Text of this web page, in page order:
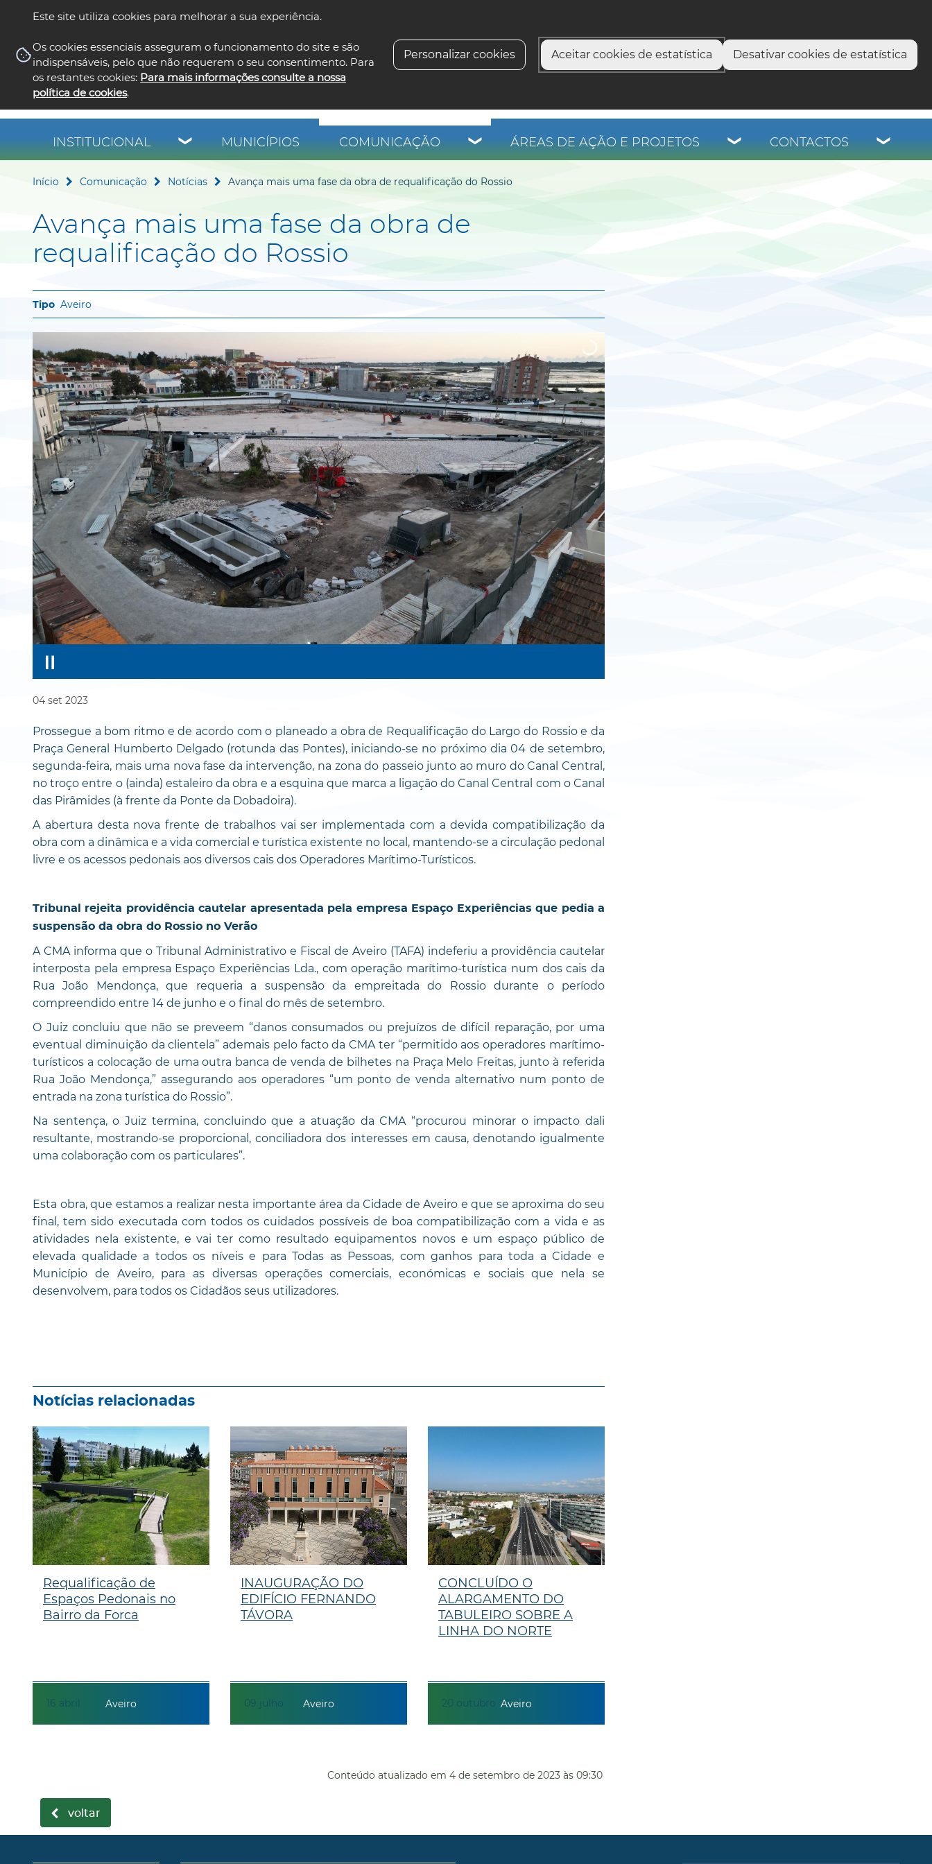
Este site utiliza cookies para melhorar a sua experiência.
Os cookies essenciais asseguram o funcionamento do site e são
indispensáveis, pelo que não requerem o seu consentimento. Para
os restantes cookies: Para mais informações consulte a nossa
política de cookies.
Personalizar cookies Aceitar cookies de estatística Desativar cookies de estatística
INSTITUCIONAL MUNICÍPIOS COMUNICAÇÃO ÁREAS DE AÇÃO E PROJETOS CONTACTOS
Início Comunicação Notícias Avança mais uma fase da obra de requalificação do Rossio
Avança mais uma fase da obra de
requalificação do Rossio
Aveiro
04 set 2023
Prossegue a bom ritmo e de acordo com o planeado a obra de Requalificação do Largo do Rossio e da
Praça General Humberto Delgado (rotunda das Pontes), iniciando-se no próximo dia 04 de setembro,
segunda-feira, mais uma nova fase da intervenção, na zona do passeio junto ao muro do Canal Central,
no troço entre o (ainda) estaleiro da obra e a esquina que marca a ligação do Canal Central com o Canal
das Pirâmides (à frente da Ponte da Dobadoira).
A abertura desta nova frente de trabalhos vai ser implementada com a devida compatibilização da
obra com a dinâmica e a vida comercial e turística existente no local, mantendo-se a circulação pedonal
livre e os acessos pedonais aos diversos cais dos Operadores Marítimo-Turísticos.
Tribunal rejeita providência cautelar apresentada pela empresa Espaço Experiências que pedia a
suspensão da obra do Rossio no Verão
A CMA informa que o Tribunal Administrativo e Fiscal de Aveiro (TAFA) indeferiu a providência cautelar
interposta pela empresa Espaço Experiências Lda., com operação marítimo-turística num dos cais da
Rua João Mendonça, que requeria a suspensão da empreitada do Rossio durante o período
compreendido entre 14 de junho e o final do mês de setembro.
O Juiz concluiu que não se preveem “danos consumados ou prejuízos de difícil reparação, por uma
eventual diminuição da clientela” ademais pelo facto da CMA ter “permitido aos operadores marítimo-
turísticos a colocação de uma outra banca de venda de bilhetes na Praça Melo Freitas, junto à referida
Rua João Mendonça,” assegurando aos operadores “um ponto de venda alternativo num ponto de
entrada na zona turística do Rossio”.
Na sentença, o Juiz termina, concluindo que a atuação da CMA “procurou minorar o impacto dali
resultante, mostrando-se proporcional, conciliadora dos interesses em causa, denotando igualmente
uma colaboração com os particulares”.
Esta obra, que estamos a realizar nesta importante área da Cidade de Aveiro e que se aproxima do seu
final, tem sido executada com todos os cuidados possíveis de boa compatibilização com a vida e as
atividades nela existente, e vai ter como resultado equipamentos novos e um espaço público de
elevada qualidade a todos os níveis e para Todas as Pessoas, com ganhos para toda a Cidade e
Município de Aveiro, para as diversas operações comerciais, económicas e sociais que nela se
desenvolvem, para todos os Cidadãos seus utilizadores.
Notícias relacionadas
16 abril
Requalificação de
Espaços Pedonais no
Bairro da Forca
Aveiro 09 julho
INAUGURAÇÃO DO
EDIFÍCIO FERNANDO
TÁVORA
Aveiro 20 outubro
CONCLUÍDO O
ALARGAMENTO DO
TABULEIRO SOBRE A
LINHA DO NORTE
Aveiro
Conteúdo atualizado em 4 de setembro de 2023 às 09:30
voltar